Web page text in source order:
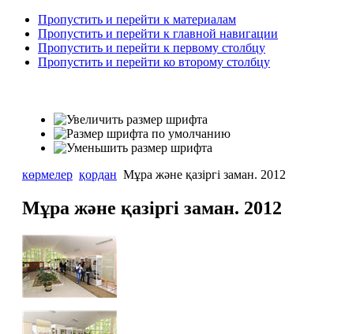
Пропустить и перейти к материалам
Пропустить и перейти к главной навигации
Пропустить и перейти к первому столбцу
Пропустить и перейти ко второму столбцу
көрмелер қордан Мұра және қазіргі заман. 2012
Мұра және қазіргі заман. 2012